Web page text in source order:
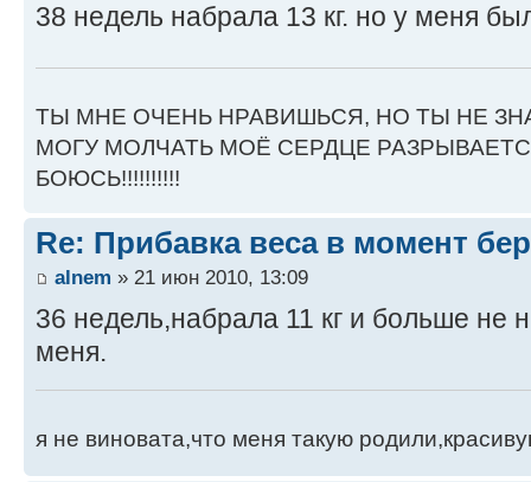
38 недель набрала 13 кг. но у меня
ТЫ МНЕ ОЧЕНЬ НРАВИШЬСЯ, НО ТЫ НЕ
МОГУ МОЛЧАТЬ МОЁ СЕРДЦЕ
БОЮСЬ!!!!!!!!!!
Re: Прибавка веса в момент
alnem » 21 июн 2010, 13:09
36 недель,набрала 11 кг и больше не
меня.
я не виновата,что меня такую